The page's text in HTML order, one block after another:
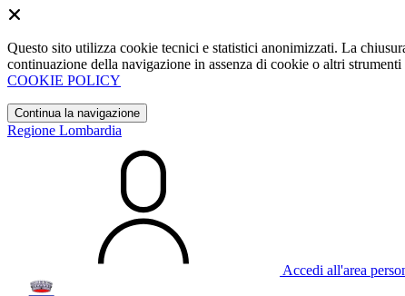
Questo sito utilizza cookie tecnici e statistici anonimizzati. La
continuazione della navigazione in assenza di cookie o altri
COOKIE POLICY
Continua la navigazione
Regione Lombardia
Accedi all'area